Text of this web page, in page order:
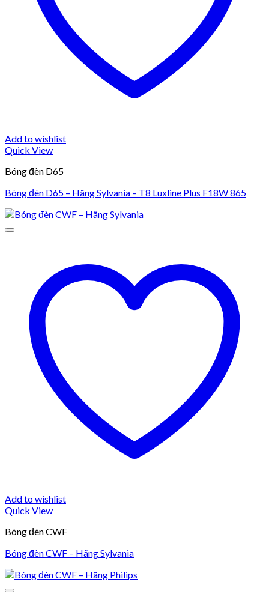
Add to wishlist
Quick View
Bóng đèn D65
Bóng đèn D65 – Hãng Sylvania – T8 Luxline Plus F18W 865
Add to wishlist
Quick View
Bóng đèn CWF
Bóng đèn CWF – Hãng Sylvania